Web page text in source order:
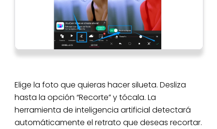
Elige la foto que quieras hacer silueta. Desliza
hasta la opción “Recorte” y tócala. La
herramienta de inteligencia artificial detectará
automáticamente el retrato que deseas recortar.